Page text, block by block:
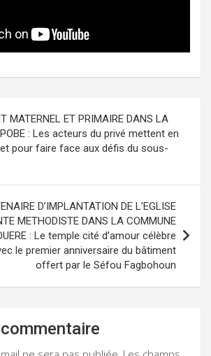
MATERNEL ET PRIMAIRE DANS LA
POBE : Les acteurs du privé mettent en
pour faire face aux défis du sous-
D’IMPLANTATION DE L’EGLISE
METHODISTE DANS LA COMMUNE
: Le temple cité d’amour célèbre
le premier anniversaire du bâtiment
offert par le Séfou Fagbohoun